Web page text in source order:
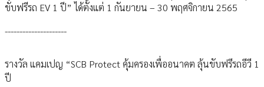
ขับฟรีรถ EV 1 ปี” ได้ตั้งแต่ 1 กันยายน – 30 พฤศจิกายน 2565
---------------------
รางวัล แคมเปญ “SCB Protect คุ้มครองเพื่ออนาคต ลุ้นขับฟรีรถอีวี 1
ปี